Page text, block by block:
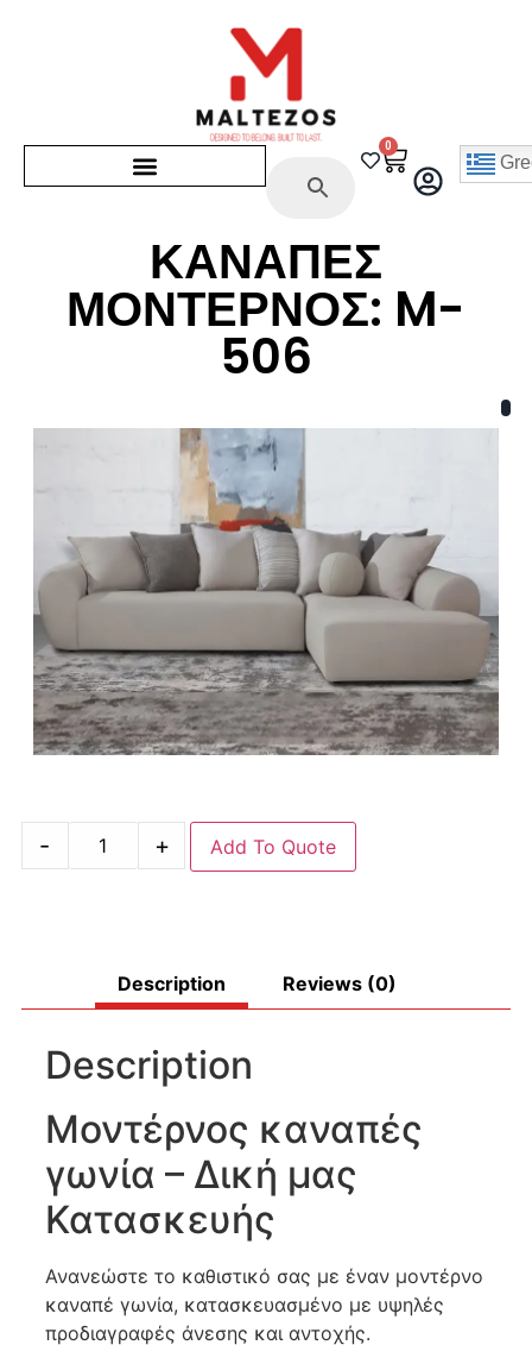
0
ΚΑΝΑΠΕΣ
ΜΟΝΤΕΡΝΟΣ: M-
506
- + Add To Quote
Description Reviews (0)
Description
Μοντέρνος καναπές
γωνία – Δική μας
Κατασκευής
Ανανεώστε το καθιστικό σας με έναν μοντέρνο
καναπέ γωνία, κατασκευασμένο με υψηλές
προδιαγραφές άνεσης και αντοχής.